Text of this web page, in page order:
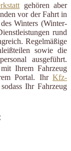
gehören aber
vor der Fahrt in
Winters (Winter-
rund
Regelmäßige
sowie die
ausgeführt.
Ihrem Fahrzeug
Portal. Ihr Kfz-
Ihr Fahrzeug